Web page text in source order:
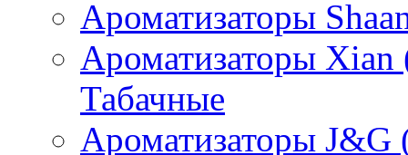
Ароматизаторы
Ароматизаторы
Табачные
Ароматизаторы